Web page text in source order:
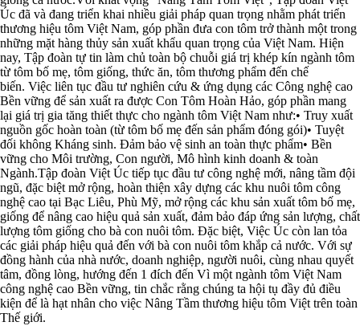
Úc đã và đang triển khai nhiều giải pháp quan trọng nhằm phát triển
thương hiệu tôm Việt Nam, góp phần đưa con tôm trở thành một trong
những mặt hàng thủy sản xuất khẩu quan trọng của Việt Nam. Hiện
nay, Tập đoàn tự tin làm chủ toàn bộ chuỗi giá trị khép kín ngành tôm
từ tôm bố mẹ, tôm giống, thức ăn, tôm thương phẩm đến chế
biến. Việc liên tục đầu tư nghiên cứu & ứng dụng các Công nghệ cao
Bền vững để sản xuất ra được Con Tôm Hoàn Hảo, góp phần mang
lại giá trị gia tăng thiết thực cho ngành tôm Việt Nam như:• Truy xuất
nguồn gốc hoàn toàn (từ tôm bố mẹ đến sản phẩm đóng gói)• Tuyệt
đối không Kháng sinh. Đảm bảo vệ sinh an toàn thực phẩm• Bền
vững cho Môi trường, Con người, Mô hình kinh doanh & toàn
Ngành.Tập đoàn Việt Úc tiếp tục đầu tư công nghệ mới, nâng tầm đội
ngũ, đặc biệt mở rộng, hoàn thiện xây dựng các khu nuôi tôm công
nghệ cao tại Bạc Liêu, Phù Mỹ, mở rộng các khu sản xuất tôm bố mẹ,
giống để nâng cao hiệu quả sản xuất, đảm bảo đáp ứng sản lượng, chất
lượng tôm giống cho bà con nuôi tôm. Đặc biệt, Việc Úc còn lan tỏa
các giải pháp hiệu quả đến với bà con nuôi tôm khắp cả nước. Với sự
đồng hành của nhà nước, doanh nghiệp, người nuôi, cùng nhau quyết
tâm, đồng lòng, hướng đến 1 đích đến Vì một ngành tôm Việt Nam
công nghệ cao Bền vững, tin chắc rằng chúng ta hội tụ đầy đủ điều
kiện để là hạt nhân cho việc Nâng Tầm thương hiệu tôm Việt trên toàn
Thế giới.